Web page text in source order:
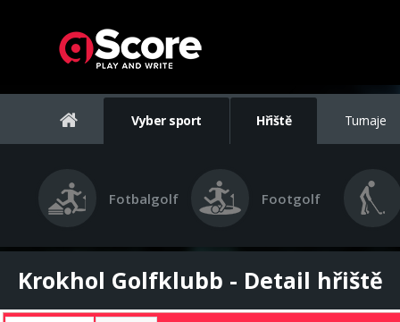
Vyber sport Hřiště Turnaje
Fotbalgolf Footgolf
Krokhol Golfklubb - Detail hřiště